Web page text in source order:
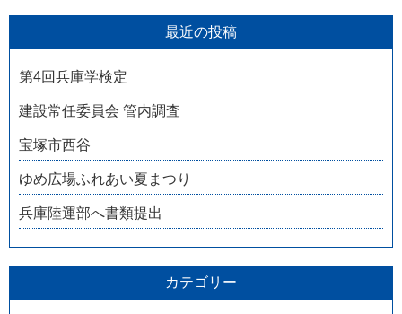
最近の投稿
第4回兵庫学検定
建設常任委員会 管内調査
宝塚市西谷
ゆめ広場ふれあい夏まつり
兵庫陸運部へ書類提出
カテゴリー